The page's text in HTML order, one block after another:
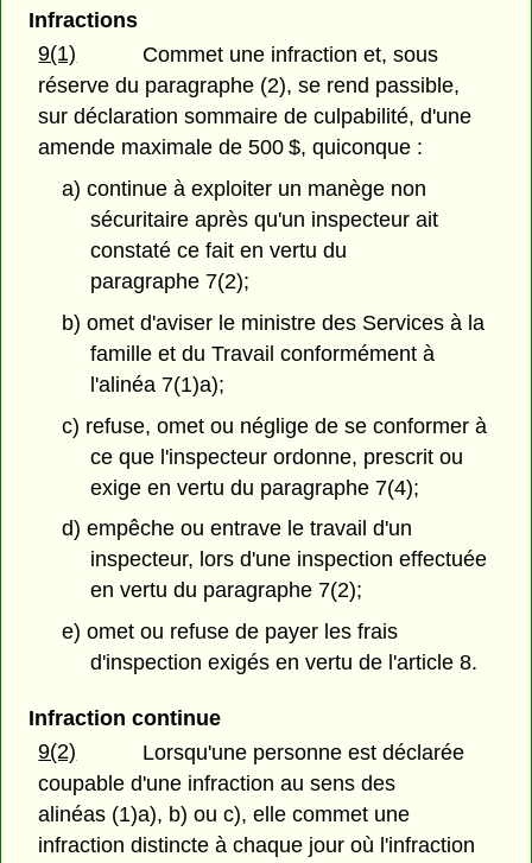
Infractions
9(1)
Commet une infraction et, sous
réserve du paragraphe (2), se rend passible,
sur déclaration sommaire de culpabilité, d'une
amende maximale de 500 $, quiconque :
a) continue à exploiter un manège non
sécuritaire après qu'un inspecteur ait
constaté ce fait en vertu du
paragraphe 7(2);
b) omet d'aviser le ministre des Services à la
famille et du Travail conformément à
l'alinéa 7(1)a);
c) refuse, omet ou néglige de se conformer à
ce que l'inspecteur ordonne, prescrit ou
exige en vertu du paragraphe 7(4);
d) empêche ou entrave le travail d'un
inspecteur, lors d'une inspection effectuée
en vertu du paragraphe 7(2);
e) omet ou refuse de payer les frais
d'inspection exigés en vertu de l'article 8.
Infraction continue
9(2)
Lorsqu'une personne est déclarée
coupable d'une infraction au sens des
alinéas (1)a), b) ou c), elle commet une
infraction distincte à chaque jour où l'infraction